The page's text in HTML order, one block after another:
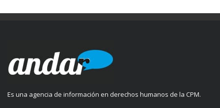
Es una agencia de información en derechos humanos de la CPM.